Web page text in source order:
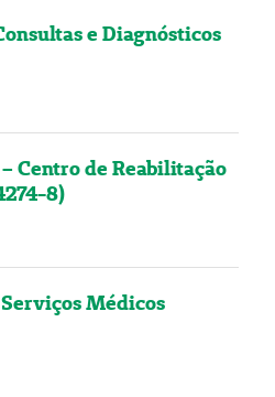
e Diagnósticos
Centro de Reabilitação
8)
Médicos